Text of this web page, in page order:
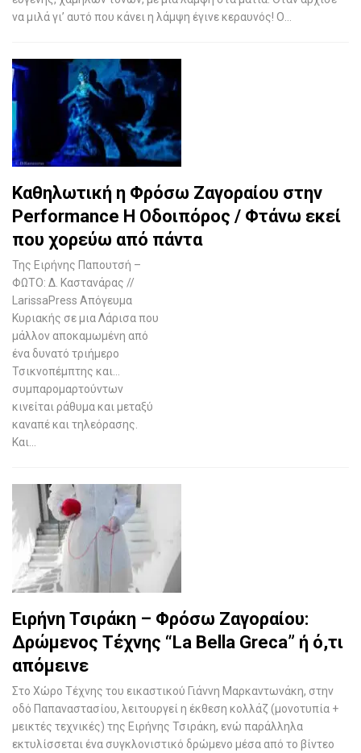
να μιλά γι’ αυτό που κάνει η λάμψη έγινε κεραυνός! Ο…
Καθηλωτική η Φρόσω Ζαγοραίου στην
Performance Η Οδοιπόρος / Φτάνω εκεί
που χορεύω από πάντα
Της Ειρήνης Παπουτσή –
ΦΩΤΟ: Δ. Καστανάρας //
LarissaPress Απόγευμα
Κυριακής σε μια Λάρισα που
μάλλον αποκαμωμένη από
ένα δυνατό τριήμερο
Τσικνοπέμπτης και…
συμπαρομαρτούντων
κινείται ράθυμα και μεταξύ
καναπέ και τηλεόρασης.
Και…
Eιρήνη Τσιράκη – Φρόσω Ζαγοραίου:
Δρώμενος Τέχνης “La Bella Greca” ή ό,τι
απόμεινε
Στο Χώρο Τέχνης του εικαστικού Γιάννη Μαρκαντωνάκη, στην
οδό Παπαναστασίου, λειτουργεί η έκθεση κολλάζ (μονοτυπία +
μεικτές τεχνικές) της Ειρήνης Τσιράκη, ενώ παράλληλα
εκτυλίσσεται ένα συγκλονιστικό δρώμενο μέσα από το βίντεο